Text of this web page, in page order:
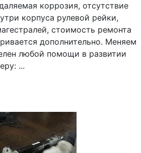
коррозия, отсутствие
корпуса рулевой рейки,
стоимость ремонта
дополнительно. Меняем
любой помощи в развитии
...